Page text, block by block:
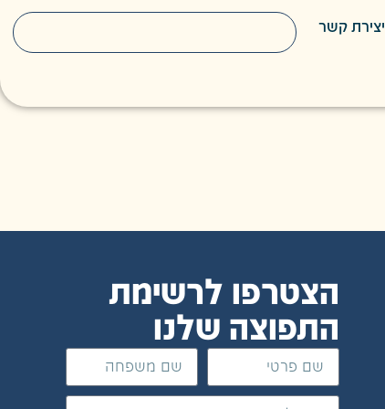
יצירת קשר
הצטרפו לרשימת
התפוצה שלנו